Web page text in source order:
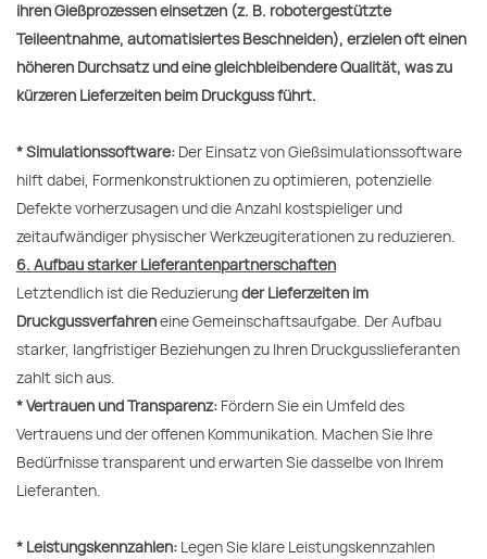
ihren Gießprozessen einsetzen (z. B. robotergestützte
Teileentnahme, automatisiertes Beschneiden), erzielen oft einen
höheren Durchsatz und eine gleichbleibendere Qualität, was zu
kürzeren Lieferzeiten beim Druckguss führt.
* Simulationssoftware: Der Einsatz von Gießsimulationssoftware
hilft dabei, Formenkonstruktionen zu optimieren, potenzielle
Defekte vorherzusagen und die Anzahl kostspieliger und
zeitaufwändiger physischer Werkzeugiterationen zu reduzieren.
6. Aufbau starker Lieferantenpartnerschaften
Letztendlich ist die Reduzierungder Lieferzeiten im
Druckgussverfahreneine Gemeinschaftsaufgabe. Der Aufbau
starker, langfristiger Beziehungen zu Ihren Druckgusslieferanten
zahlt sich aus.
* Vertrauen und Transparenz: Fördern Sie ein Umfeld des
Vertrauens und der offenen Kommunikation. Machen Sie Ihre
Bedürfnisse transparent und erwarten Sie dasselbe von Ihrem
Lieferanten.
* Leistungskennzahlen: Legen Sie klare Leistungskennzahlen